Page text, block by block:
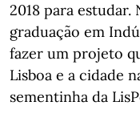
2018 para estudar.
graduação em
fazer um projeto
Lisboa e a cidade
sementinha da